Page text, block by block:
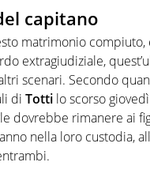
capitano
matrimonio compiuto,
extragiudiziale,
scenari. Secondo
di Totti lo scorso
dovrebbe rimanere ai
nella loro custodia,